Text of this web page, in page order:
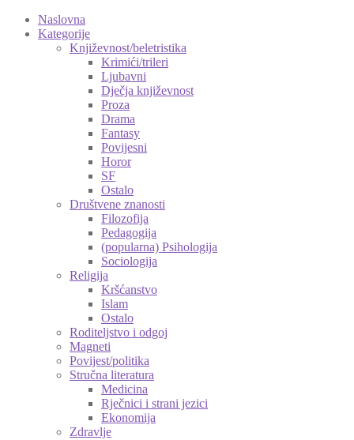
Naslovna
Kategorije
Književnost/beletristika
Krimići/trileri
Ljubavni
Dječja književnost
Proza
Drama
Fantasy
Povijesni
Horor
SF
Ostalo
Društvene znanosti
Filozofija
Pedagogija
(popularna) Psihologija
Sociologija
Religija
Kršćanstvo
Islam
Ostalo
Roditeljstvo i odgoj
Magneti
Povijest/politika
Stručna literatura
Medicina
Rječnici i strani jezici
Ekonomija
Zdravlje